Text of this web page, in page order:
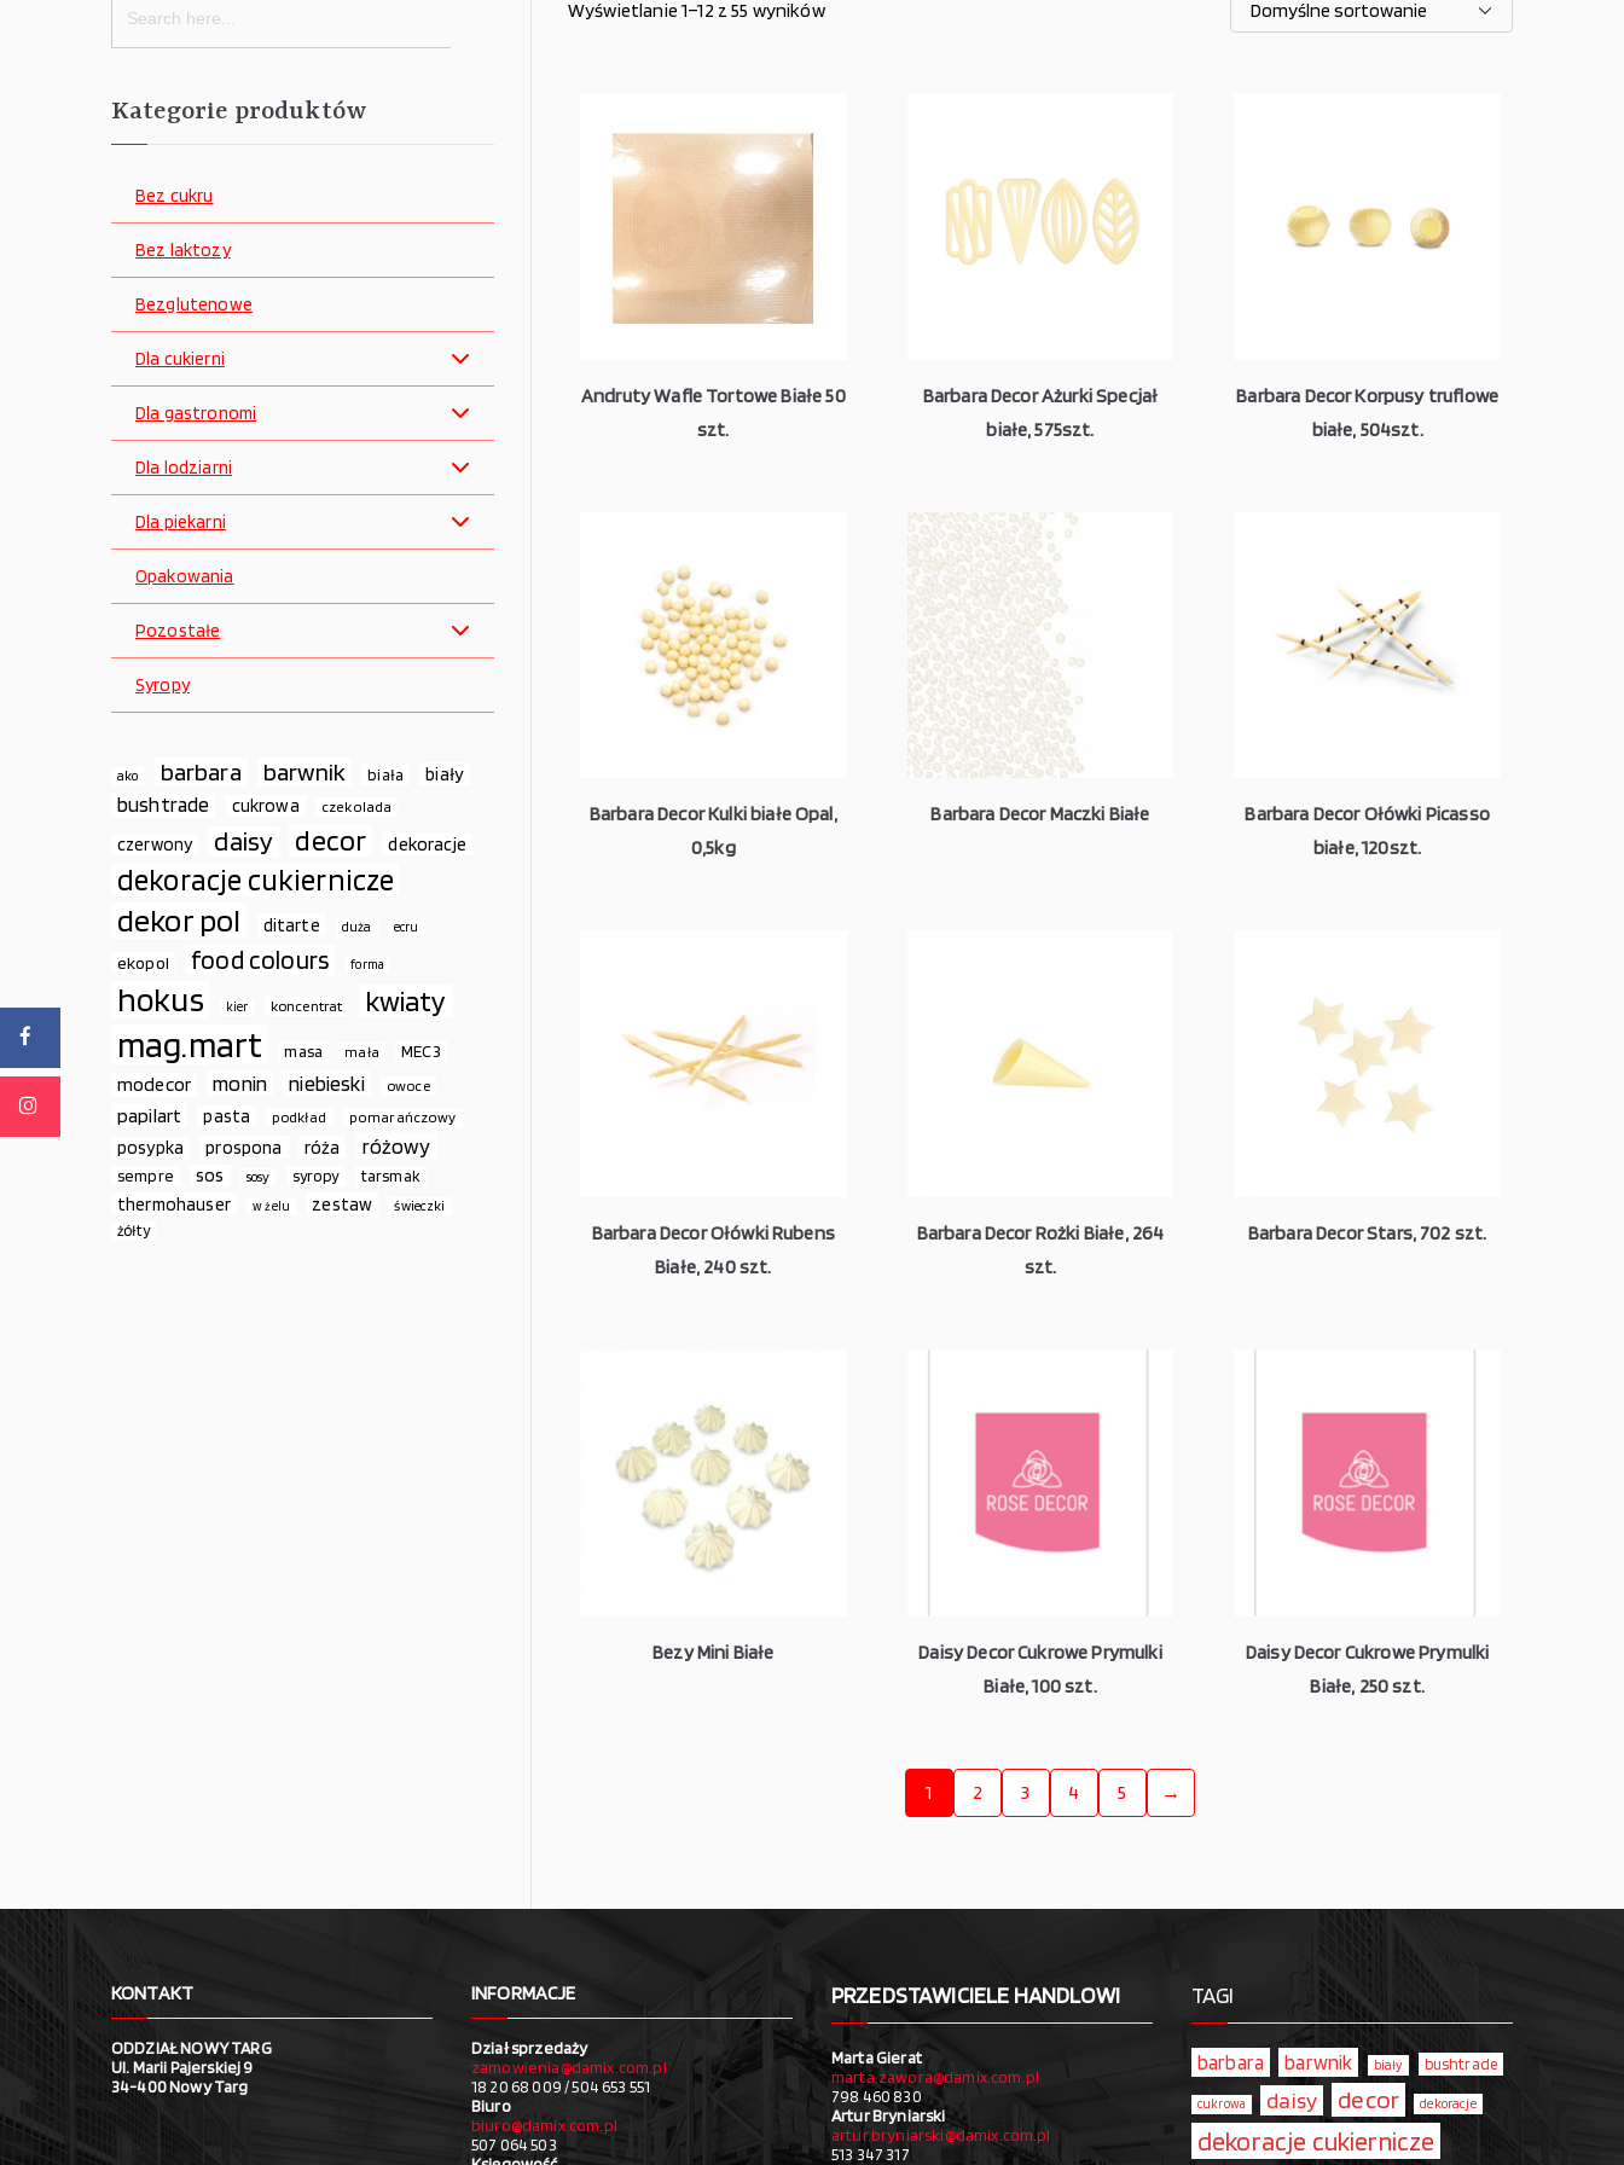
Wyświetlanie 1–12 z 55 wyników
Andruty Wafle Tortowe Białe 50
szt.
Barbara Decor Ażurki Specjał
białe, 575szt.
Barbara Decor Korpusy truflowe
białe, 504szt.
Barbara Decor Kulki białe Opal,
0,5kg
Barbara Decor Maczki Białe
Barbara Decor Ołówki Picasso
białe, 120szt.
Barbara Decor Ołówki Rubens
Białe, 240 szt.
Barbara Decor Rożki Białe, 264
szt.
Barbara Decor Stars, 702 szt.
Bezy Mini Białe
Daisy Decor Cukrowe Prymulki
Białe, 100 szt.
Daisy Decor Cukrowe Prymulki
Białe, 250 szt.
1 2 3 4 5 →
for:
Kategorie produktów
Bez cukru
Bez laktozy
Bezglutenowe
Dla cukierni
Dla gastronomi
Dla lodziarni
Dla piekarni
Opakowania
Pozostałe
Syropy
ako barbara barwnik biała biały
bushtrade cukrowa czekolada
czerwony daisy decor dekoracje
dekoracje cukiernicze
dekor pol ditarte duża ecru
ekopol food colours forma
hokus kier koncentrat kwiaty
mag.mart masa mała MEC3
modecor monin niebieski owoce
papilart pasta podkład pomarańczowy
posypka prospona róża różowy
sempre sos sosy syropy tarsmak
thermohauser w żelu zestaw świeczki
żółty
KONTAKT
ODDZIAŁ NOWY TARG
Ul. Marii Pajerskiej 9
34-400 Nowy Targ
INFORMACJE
Dział sprzedaży
zamowienia@damix.com.pl
18 20 68 009 / 504 653 551
Biuro
biuro@damix.com.pl
507 064 503
PRZEDSTAWICIELE HANDLOWI
Marta Gierat
marta.zawora@damix.com.pl
798 460 830
Artur Bryniarski
artur.bryniarski@damix.com.pl
513 347 317
TAGI
barbara barwnik biały bushtrade
cukrowa daisy decor dekoracje
dekoracje cukiernicze